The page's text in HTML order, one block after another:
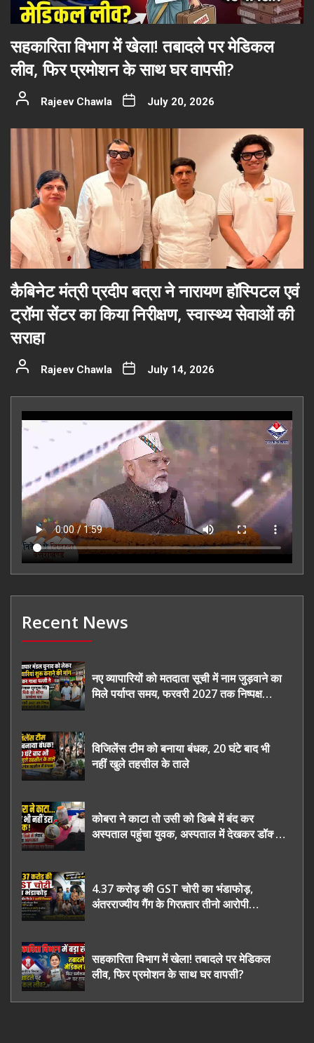
सहकारिता विभाग में खेला! तबादले पर मेडिकल
लीव, फिर प्रमोशन के साथ घर वापसी?
Rajeev Chawla July 20, 2026
कैबिनेट मंत्री प्रदीप बत्रा ने नारायण हॉस्पिटल एवं
ट्रॉमा सेंटर का किया निरीक्षण, स्वास्थ्य सेवाओं की
सराहा
Rajeev Chawla July 14, 2026
Recent News
नए व्यापारियों को मतदाता सूची में नाम जुड़वाने का
मिले पर्याप्त समय, फरवरी 2027 तक निष्पक्ष
विजिलेंस टीम को बनाया बंधक, 20 घंटे बाद भी
नहीं खुले तहसील के ताले
कोबरा ने काटा तो उसी को डिब्बे में बंद कर
अस्पताल पहुंचा युवक, अस्पताल में देखकर डॉक्टर
4.37 करोड़ की GST चोरी का भंडाफोड़,
अंतरराज्यीय गैंग के गिरफ़्तार तीनो आरोपी
सहकारिता विभाग में खेला! तबादले पर मेडिकल
लीव, फिर प्रमोशन के साथ घर वापसी?